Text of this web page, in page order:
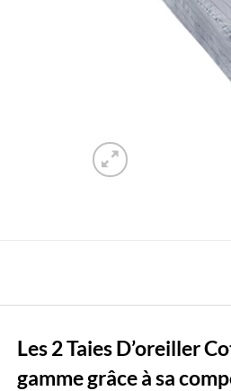
Les 2TaiesD’oreiller
gamme grâce à sa